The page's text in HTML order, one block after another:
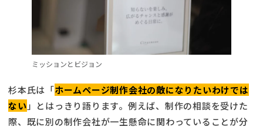
ミッションとビジョン
杉本氏は「ホームページ制作会社の敵になりたいわけでは
ない 」とはっきり語ります。例えば、制作の相談を受けた
際、既に別の制作会社が一生懸命に関わっていることが分